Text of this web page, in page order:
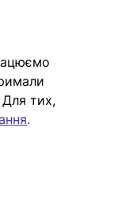
Для тих,
.